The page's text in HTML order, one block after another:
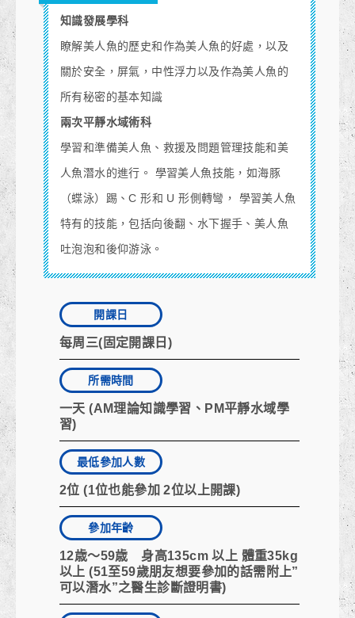
知識發展學科
瞭解美人魚的歷史和作為美人魚的好處，以及
關於安全，屏氣，中性浮力以及作為美人魚的
所有秘密的基本知識
兩次平靜水域術科
學習和準備美人魚、救援及問題管理技能和美
人魚潛水的進行。 學習美人魚技能，如海豚
（蝶泳）踢、C 形和 U 形側轉彎， 學習美人魚
特有的技能，包括向後翻、水下握手、美人魚
吐泡泡和後仰游泳。
開課日
每周三(固定開課日)
所需時間
一天 (AM理論知識學習、PM平靜水域學
習)
最低參加人數
2位 (1位也能參加 2位以上開課)
參加年齡
12歳～59歳 身高135cm 以上 體重35kg
以上 (51至59歲朋友想要參加的話需附上”
可以潛水”之醫生診斷證明書)